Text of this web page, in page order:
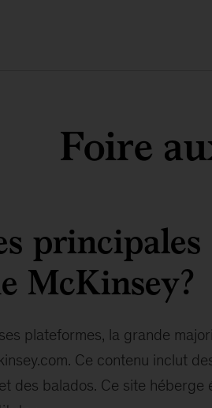
Foire
principales
McKinsey?
plateformes, la grande
Ce contenu inclut
des balados. Ce site héberge